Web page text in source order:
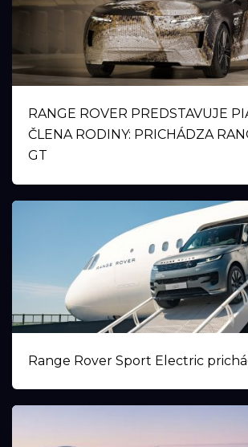
RANGE ROVER PREDSTAVUJE
ČLENA RODINY: PRICHÁDZA
GT
Range Rover Sport Electric